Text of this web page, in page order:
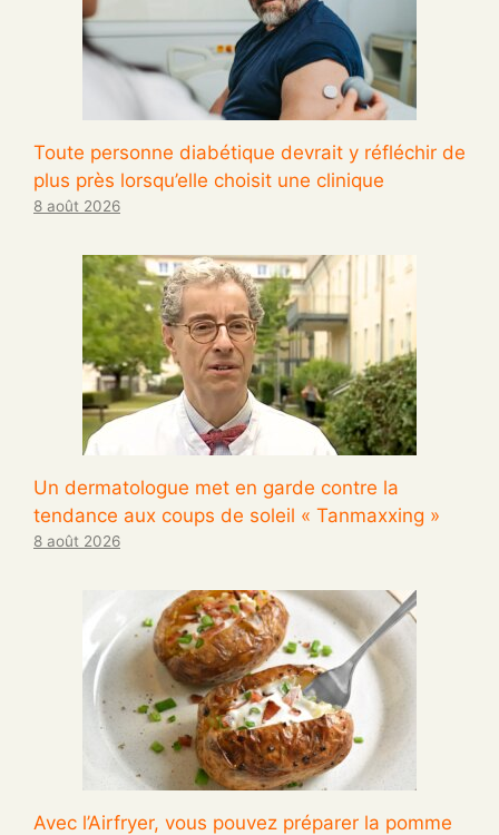
Toute personne diabétique devrait y réfléchir de
plus près lorsqu’elle choisit une clinique
8 août 2026
Un dermatologue met en garde contre la
tendance aux coups de soleil « Tanmaxxing »
8 août 2026
Avec l’Airfryer, vous pouvez préparer la pomme